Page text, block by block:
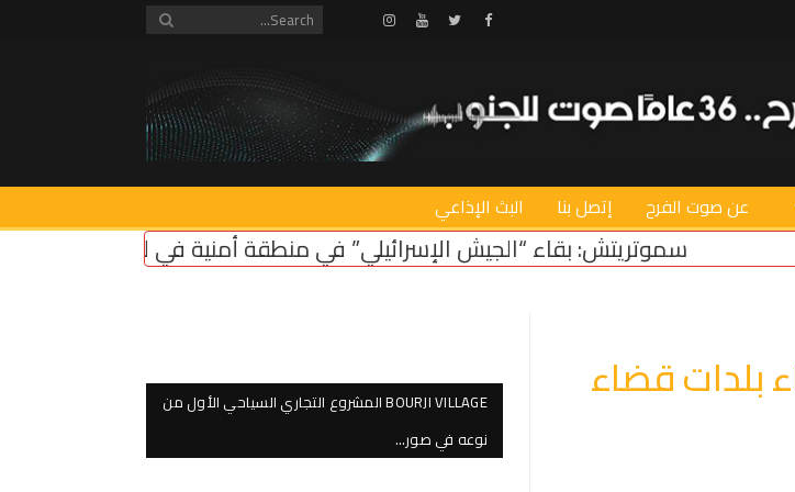
Facebook
Twitter
Youtube
Instagram
عن صوت الفرح إتصل بنا البث الإذاعي
“الجيش الإسرائيلي” في منطقة أمنية في لبنان ضروري لأمن سكان الشمال
بلدات قضاء
BOURJI VILLAGE المشروع التجاري السياحي الأول من
نوعه في صور…